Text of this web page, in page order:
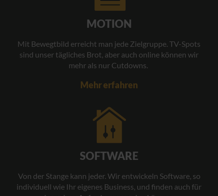
MOTION
Mit Bewegtbild erreicht man jede Zielgruppe. TV-Spots
sind unser tägliches Brot, aber auch online können wir
mehr als nur Cutdowns.
Mehr erfahren
SOFTWARE
Von der Stange kann jeder. Wir entwickeln Software, so
individuell wie Ihr eigenes Business, und finden auch für